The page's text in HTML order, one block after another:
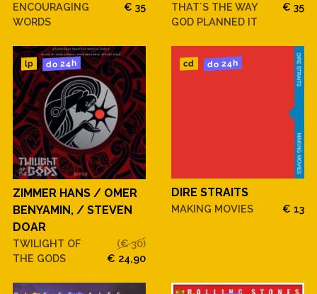
ENCOURAGING
WORDS
€ 35
THAT´S THE WAY
GOD PLANNED IT
€ 35
lp do 24h
ZIMMER HANS / OMER
BENYAMIN, / STEVEN
DOAR
TWILIGHT OF
THE GODS
(€ 30)
€ 24,90
cd do 24h
DIRE STRAITS
MAKING MOVIES € 13